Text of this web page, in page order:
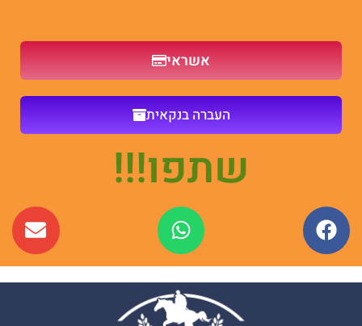
אשראי
העברה בנקאית
שתפו!!!